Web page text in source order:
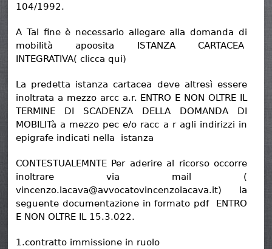
104/1992.
A Tal fine è necessario allegare alla domanda di
mobilità apoosita ISTANZA CARTACEA
INTEGRATIVA( clicca qui)
La predetta istanza cartacea deve altresì essere
inoltrata a mezzo arcc a.r. ENTRO E NON OLTRE IL
TERMINE DI SCADENZA DELLA DOMANDA DI
MOBILITà a mezzo pec e/o racc a r agli indirizzi in
epigrafe indicati nella istanza
CONTESTUALEMNTE Per aderire al ricorso occorre
inoltrare via mail (
vincenzo.lacava@avvocatovincenzolacava.it) la
seguente documentazione in formato pdf ENTRO
E NON OLTRE IL 15.3.022.
1.contratto immissione in ruolo